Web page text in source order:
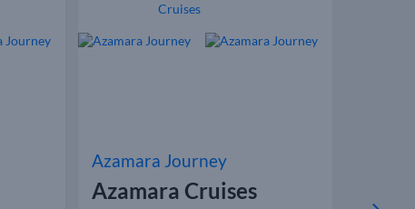
Azamara Journey
Azamara Cruises